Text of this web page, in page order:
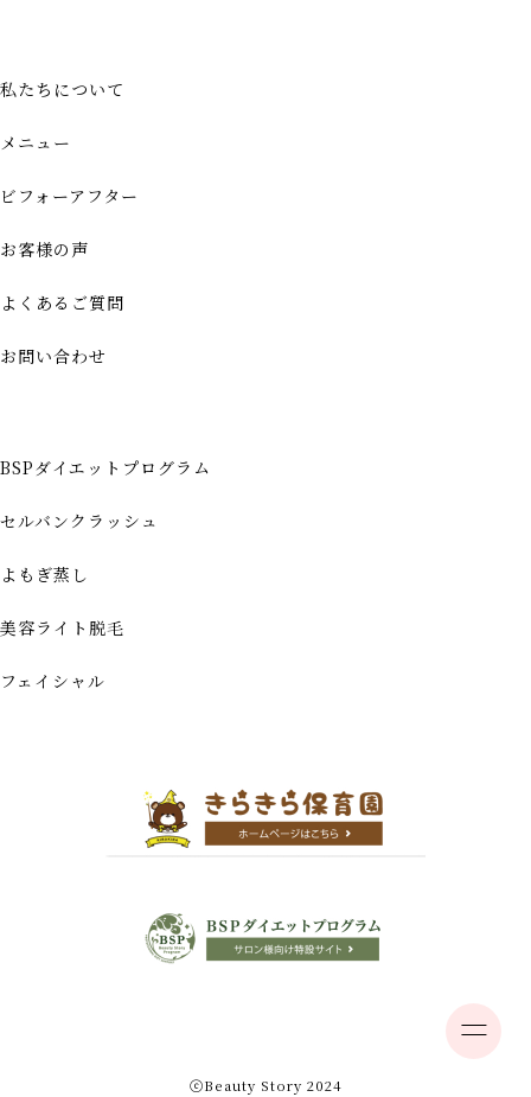
私たちについて
メニュー
ビフォーアフター
お客様の声
よくあるご質問
お問い合わせ
BSPダイエットプログラム
セルバンクラッシュ
よもぎ蒸し
美容ライト脱毛
フェイシャル
ⓒBeauty Story 2024